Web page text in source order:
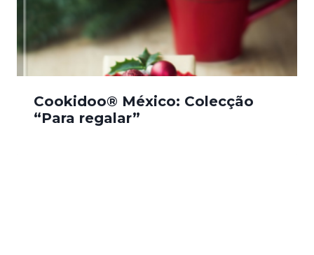
Cookidoo® México: Colecção
“Para regalar”